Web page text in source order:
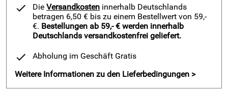
Die Versandkosten innerhalb Deutschlands
betragen 6,50 € bis zu einem Bestellwert von 59,-
€. Bestellungen ab 59,- € werden innerhalb
Deutschlands versandkostenfrei geliefert.
Abholung im Geschäft Gratis
Weitere Informationen zu den Lieferbedingungen >